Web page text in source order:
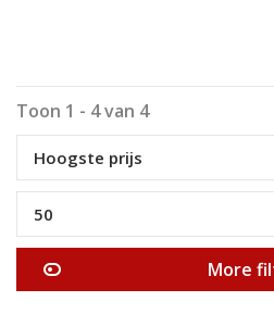
Toon 1 - 4 van 4
Hoogste prijs
50
More